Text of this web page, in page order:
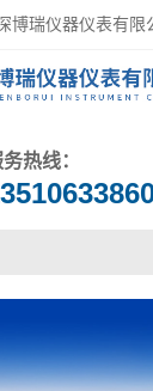
博瑞仪器仪表有限
热线：